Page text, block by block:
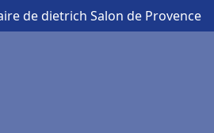
de dietrich Salon de Provence